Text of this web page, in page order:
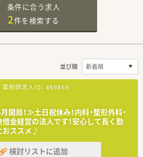
条件に合う求人
2件を検索する
並び順
薬剤師求人ID： 469869
開局！≫土日祝休み！内科・整形外科・
金経営の法人です！安心して長く勤
おススメ♪
検討リストに追加